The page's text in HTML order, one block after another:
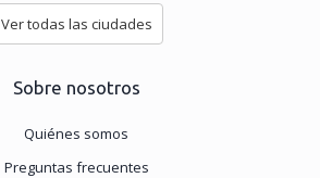
Ver todas las ciudades
Sobre nosotros
Quiénes somos
Preguntas frecuentes